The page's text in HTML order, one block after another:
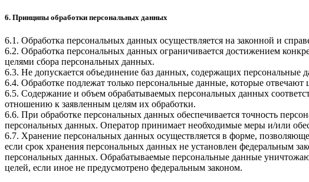
6. Принципы обработки персональных данных
6.1. Обработка персональных данных осуществляется на законной и
6.2. Обработка персональных данных ограничивается достижением
целями сбора персональных данных.
6.3. Не допускается объединение баз данных, содержащих персональные
6.4. Обработке подлежат только персональные данные, которые отвечают
6.5. Содержание и объем обрабатываемых персональных данных
отношению к заявленным целям их обработки.
6.6. При обработке персональных данных обеспечивается точность
персональных данных. Оператор принимает необходимые меры и/или
6.7. Хранение персональных данных осуществляется в форме,
если срок хранения персональных данных не установлен федеральным
персональных данных. Обрабатываемые персональные данные
целей, если иное не предусмотрено федеральным законом.